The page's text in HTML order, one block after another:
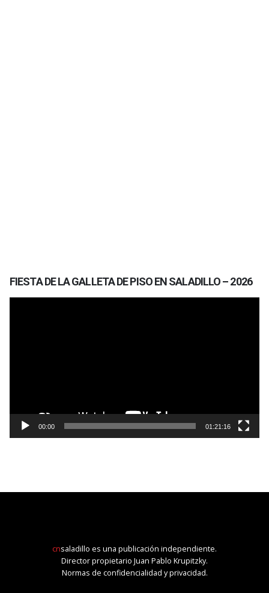
FIESTA DE LA GALLETA DE PISO EN SALADILLO – 2026
00:00 01:21:16
cnsaladillo es una publicación independiente.
Director propietario Juan Pablo Krupitzky.
Normas de confidencialidad y privacidad.